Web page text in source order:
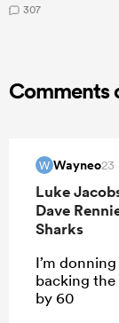
307
Comments
W Wayneo23
Luke
Dave
Sharks
I’m
backing the
by 60